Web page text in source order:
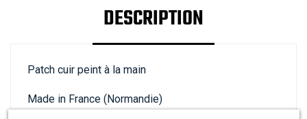
DESCRIPTION
Patch cuir peint à la main
Made in France (Normandie)